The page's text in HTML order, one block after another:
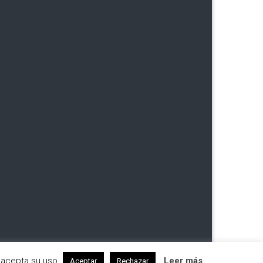
su uso. Aceptar Rechazar Leer más